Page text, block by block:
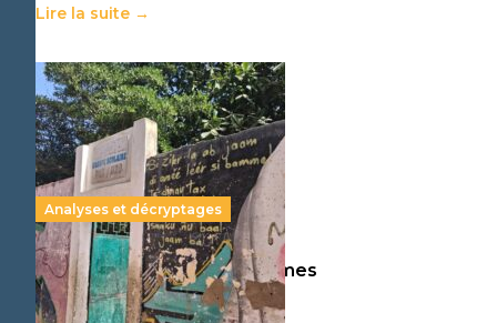
Lire la suite →
Analyses et décryptages
258 millions d’enfants victimes
de la guerre, des chocs